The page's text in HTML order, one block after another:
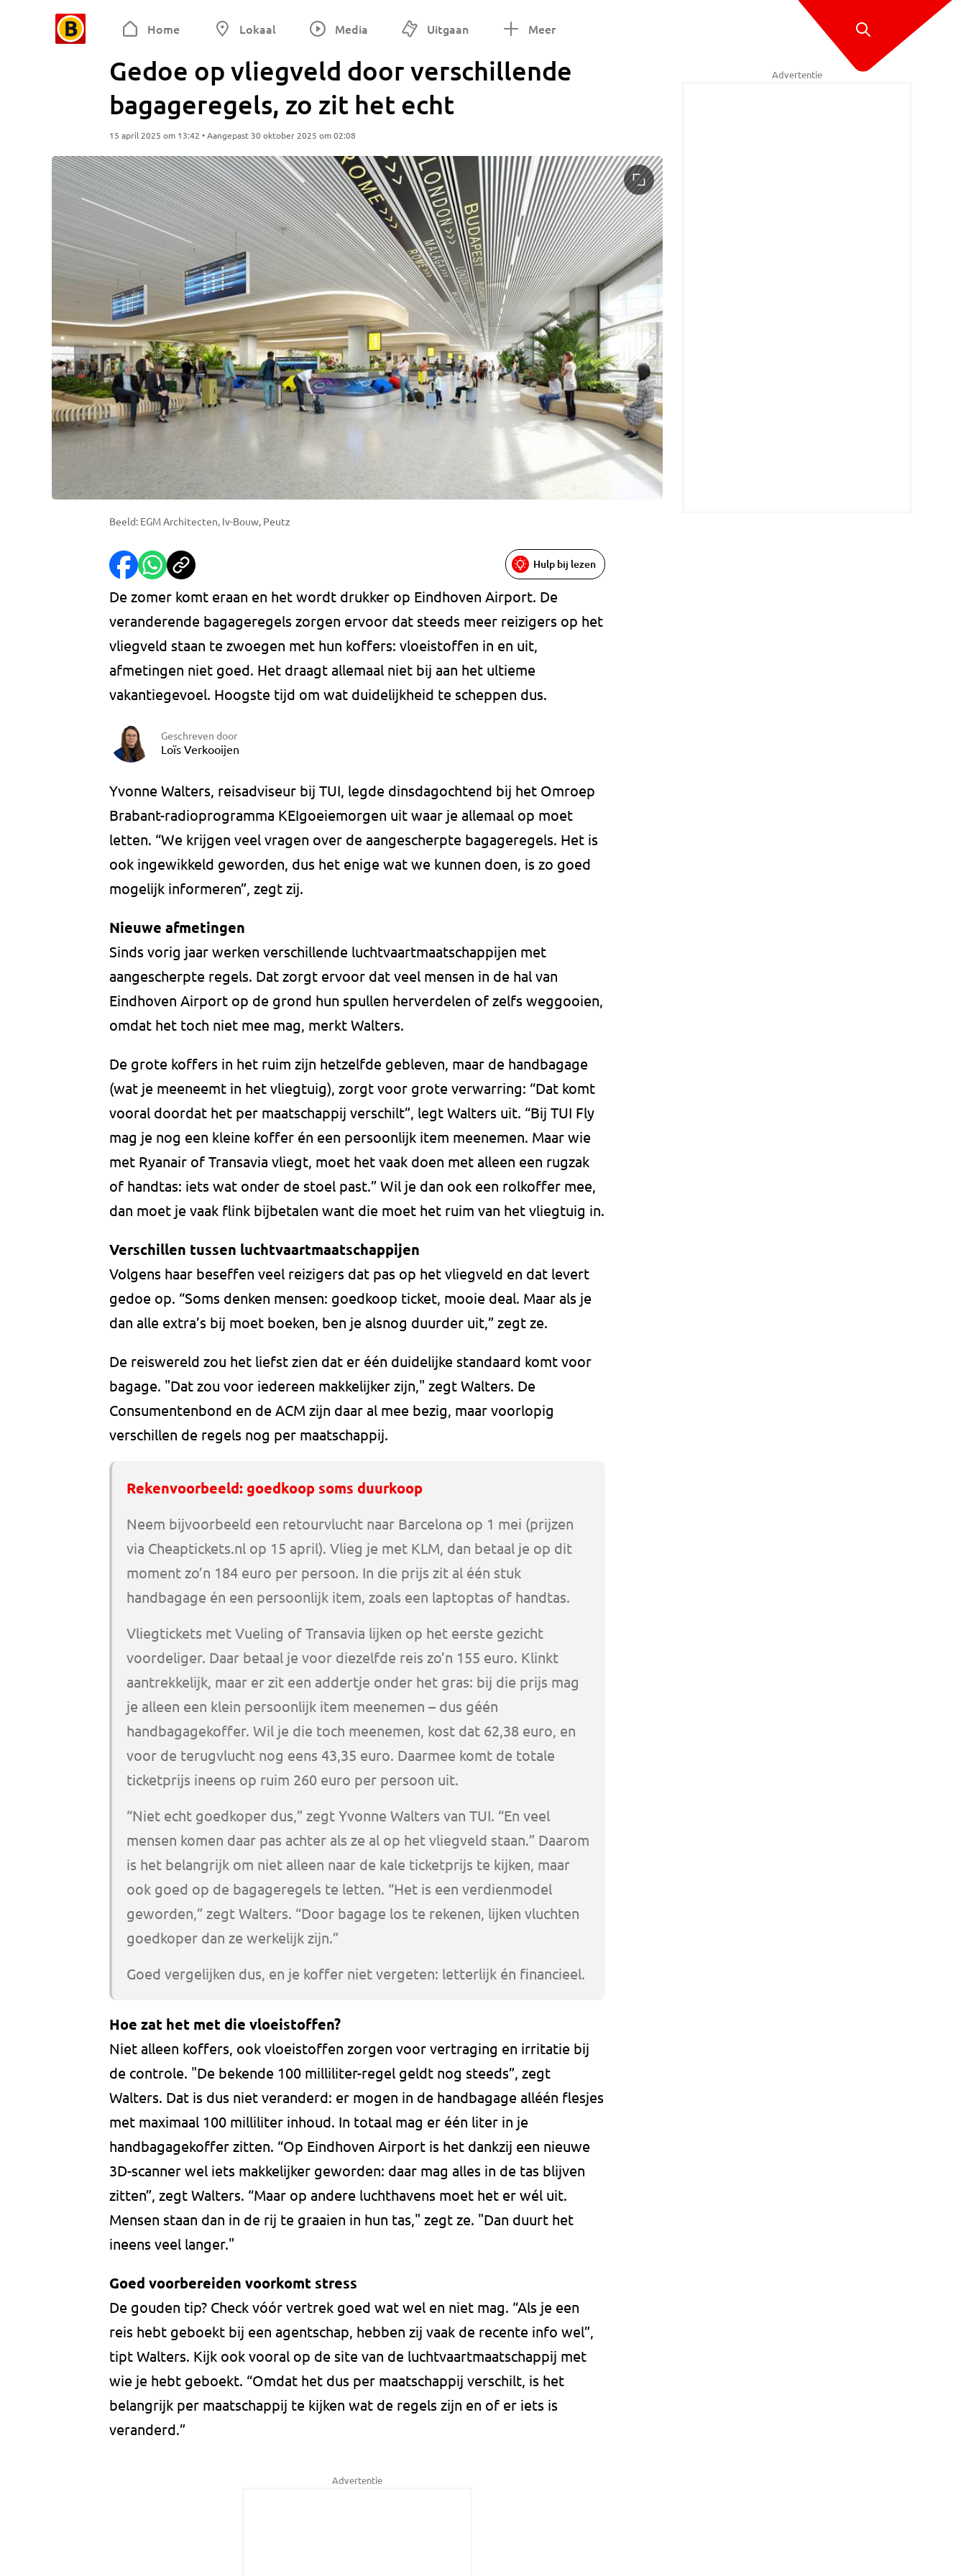
Home Lokaal Media Uitgaan Meer
Gedoe op vliegveld door verschillende
bagageregels, zo zit het echt
15 april 2025 om 13:42 • Aangepast 30 oktober 2025 om 02:08
Beeld: EGM Architecten, Iv-Bouw, Peutz
Hulp bij lezen
De zomer komt eraan en het wordt drukker op Eindhoven Airport. De
veranderende bagageregels zorgen ervoor dat steeds meer reizigers op het
vliegveld staan te zwoegen met hun koffers: vloeistoffen in en uit,
afmetingen niet goed. Het draagt allemaal niet bij aan het ultieme
vakantiegevoel. Hoogste tijd om wat duidelijkheid te scheppen dus.
Geschreven door
Loïs Verkooijen
Yvonne Walters, reisadviseur bij TUI, legde dinsdagochtend bij het Omroep
Brabant-radioprogramma KEIgoeiemorgen uit waar je allemaal op moet
letten. “We krijgen veel vragen over de aangescherpte bagageregels. Het is
ook ingewikkeld geworden, dus het enige wat we kunnen doen, is zo goed
mogelijk informeren”, zegt zij.
Nieuwe afmetingen
Sinds vorig jaar werken verschillende luchtvaartmaatschappijen met
aangescherpte regels. Dat zorgt ervoor dat veel mensen in de hal van
Eindhoven Airport op de grond hun spullen herverdelen of zelfs weggooien,
omdat het toch niet mee mag, merkt Walters.
De grote koffers in het ruim zijn hetzelfde gebleven, maar de handbagage
(wat je meeneemt in het vliegtuig), zorgt voor grote verwarring: “Dat komt
vooral doordat het per maatschappij verschilt”, legt Walters uit. “Bij TUI Fly
mag je nog een kleine koffer én een persoonlijk item meenemen. Maar wie
met Ryanair of Transavia vliegt, moet het vaak doen met alleen een rugzak
of handtas: iets wat onder de stoel past.” Wil je dan ook een rolkoffer mee,
dan moet je vaak flink bijbetalen want die moet het ruim van het vliegtuig in.
Verschillen tussen luchtvaartmaatschappijen
Volgens haar beseffen veel reizigers dat pas op het vliegveld en dat levert
gedoe op. “Soms denken mensen: goedkoop ticket, mooie deal. Maar als je
dan alle extra’s bij moet boeken, ben je alsnog duurder uit,” zegt ze.
De reiswereld zou het liefst zien dat er één duidelijke standaard komt voor
bagage. "Dat zou voor iedereen makkelijker zijn," zegt Walters. De
Consumentenbond en de ACM zijn daar al mee bezig, maar voorlopig
verschillen de regels nog per maatschappij.
Rekenvoorbeeld: goedkoop soms duurkoop
Neem bijvoorbeeld een retourvlucht naar Barcelona op 1 mei (prijzen
via Cheaptickets.nl op 15 april). Vlieg je met KLM, dan betaal je op dit
moment zo’n 184 euro per persoon. In die prijs zit al één stuk
handbagage én een persoonlijk item, zoals een laptoptas of handtas.
Vliegtickets met Vueling of Transavia lijken op het eerste gezicht
voordeliger. Daar betaal je voor diezelfde reis zo’n 155 euro. Klinkt
aantrekkelijk, maar er zit een addertje onder het gras: bij die prijs mag
je alleen een klein persoonlijk item meenemen – dus géén
handbagagekoffer. Wil je die toch meenemen, kost dat 62,38 euro, en
voor de terugvlucht nog eens 43,35 euro. Daarmee komt de totale
ticketprijs ineens op ruim 260 euro per persoon uit.
“Niet echt goedkoper dus,” zegt Yvonne Walters van TUI. “En veel
mensen komen daar pas achter als ze al op het vliegveld staan.” Daarom
is het belangrijk om niet alleen naar de kale ticketprijs te kijken, maar
ook goed op de bagageregels te letten. “Het is een verdienmodel
geworden,” zegt Walters. “Door bagage los te rekenen, lijken vluchten
goedkoper dan ze werkelijk zijn.”
Goed vergelijken dus, en je koffer niet vergeten: letterlijk én financieel.
Hoe zat het met die vloeistoffen?
Niet alleen koffers, ook vloeistoffen zorgen voor vertraging en irritatie bij
de controle. "De bekende 100 milliliter-regel geldt nog steeds”, zegt
Walters. Dat is dus niet veranderd: er mogen in de handbagage alléén flesjes
met maximaal 100 milliliter inhoud. In totaal mag er één liter in je
handbagagekoffer zitten. “Op Eindhoven Airport is het dankzij een nieuwe
3D-scanner wel iets makkelijker geworden: daar mag alles in de tas blijven
zitten”, zegt Walters. “Maar op andere luchthavens moet het er wél uit.
Mensen staan dan in de rij te graaien in hun tas," zegt ze. "Dan duurt het
ineens veel langer."
Goed voorbereiden voorkomt stress
De gouden tip? Check vóór vertrek goed wat wel en niet mag. “Als je een
reis hebt geboekt bij een agentschap, hebben zij vaak de recente info wel”,
tipt Walters. Kijk ook vooral op de site van de luchtvaartmaatschappij met
wie je hebt geboekt. “Omdat het dus per maatschappij verschilt, is het
belangrijk per maatschappij te kijken wat de regels zijn en of er iets is
veranderd.”
Advertentie
Advertentie